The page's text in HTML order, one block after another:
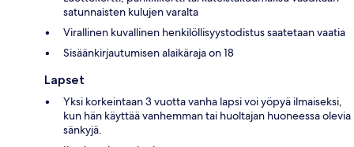
satunnaisten kulujen varalta
Virallinen kuvallinen henkilöllisyystodistus saatetaan vaatia
Sisäänkirjautumisen alaikäraja on 18
Lapset
Yksi korkeintaan 3 vuotta vanha lapsi voi yöpyä ilmaiseksi,
kun hän käyttää vanhemman tai huoltajan huoneessa olevia
sänkyjä.